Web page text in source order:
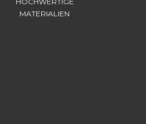
MATERIALIEN